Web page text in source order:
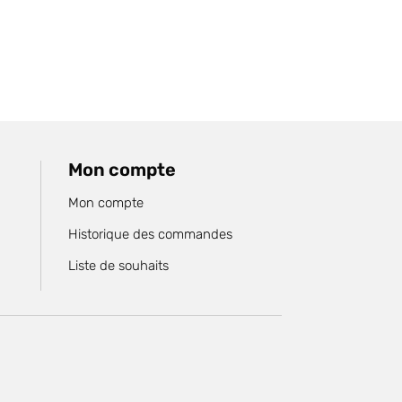
Mon compte
Mon compte
Historique des commandes
Liste de souhaits